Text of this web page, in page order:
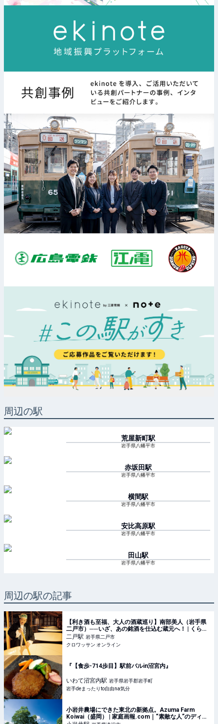
周辺の駅
荒屋新町駅
岩手県八幡平市
赤坂田駅
岩手県八幡平市
横間駅
岩手県八幡平市
安比高原駅
岩手県八幡平市
田山駅
岩手県八幡平市
周辺の駅の記事
【利き酒も至福、大人の酒蔵巡り】南部美人（岩手県
二戸市）──いざ、あの銘酒を仕込む蔵元へ！ | くらし
| クロワッサン オンライン
二戸駅 岩手県二戸市
クロワッサン オンライン
『【食歩-714歩目】駅前バルin沼宮内』
いわて沼宮内駅 岩手県岩手郡岩手町
岩手deまったりto自由na気分
小岩井農場にできた東北の新拠点。Azuma Farm
Koiwai（盛岡） | 家庭画報.com｜“素敵な人”のディレ